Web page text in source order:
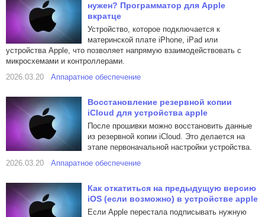
нужен? Программатор для Apple
вкратце
Устройство, которое подключается к
материнской плате iPhone, iPad или
устройства Apple, что позволяет напрямую взаимодействовать с
микросхемами и контроллерами.
2026.03.20
Аппаратное обеспечение
Восстановление резервной копии
iCloud для устройства apple
После прошивки можно восстановить данные
из резервной копии iCloud. Это делается на
этапе первоначальной настройки устройства.
2026.03.20
Аппаратное обеспечение
Как откатиться на предыдущую версию
iOS (если возможно) в устройстве apple
Если Apple перестала подписывать нужную